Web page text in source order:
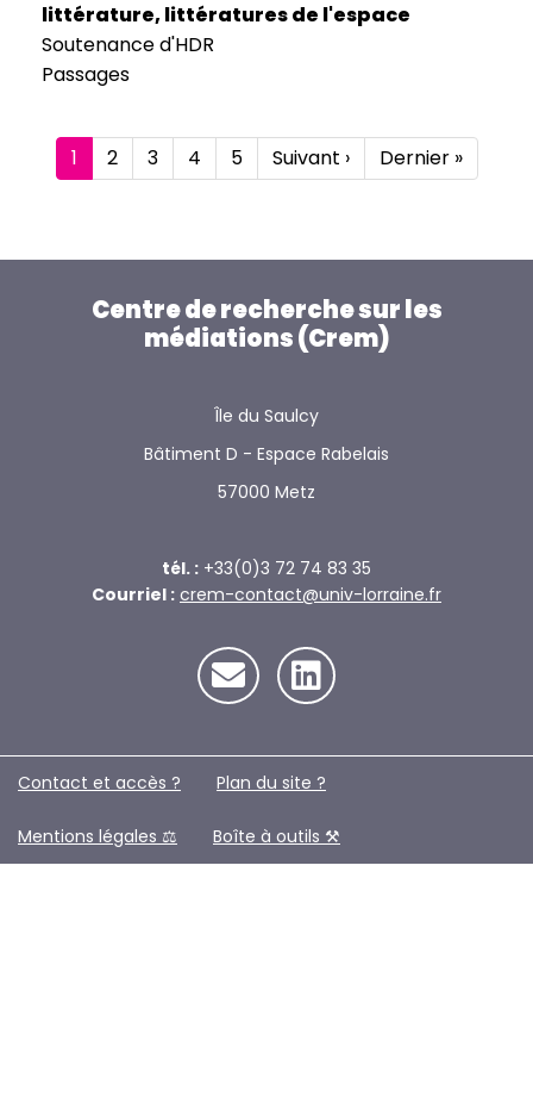
littérature, littératures de l'espace
Soutenance d'HDR
Passages
Pagination
Page
courante
1 Page
2 Page
3 Page
4 Page
5
Page
suivante
Suivant ›
Dernière
page
Dernier »
Centre de recherche sur les
médiations (Crem)
Île du Saulcy
Bâtiment D - Espace Rabelais
57000 Metz
tél. : +33(0)3 72 74 83 35
Courriel : crem-contact@univ-lorraine.fr
Contact et accès ? Plan du site ?️
Mentions légales ⚖️ Boîte à outils ⚒️